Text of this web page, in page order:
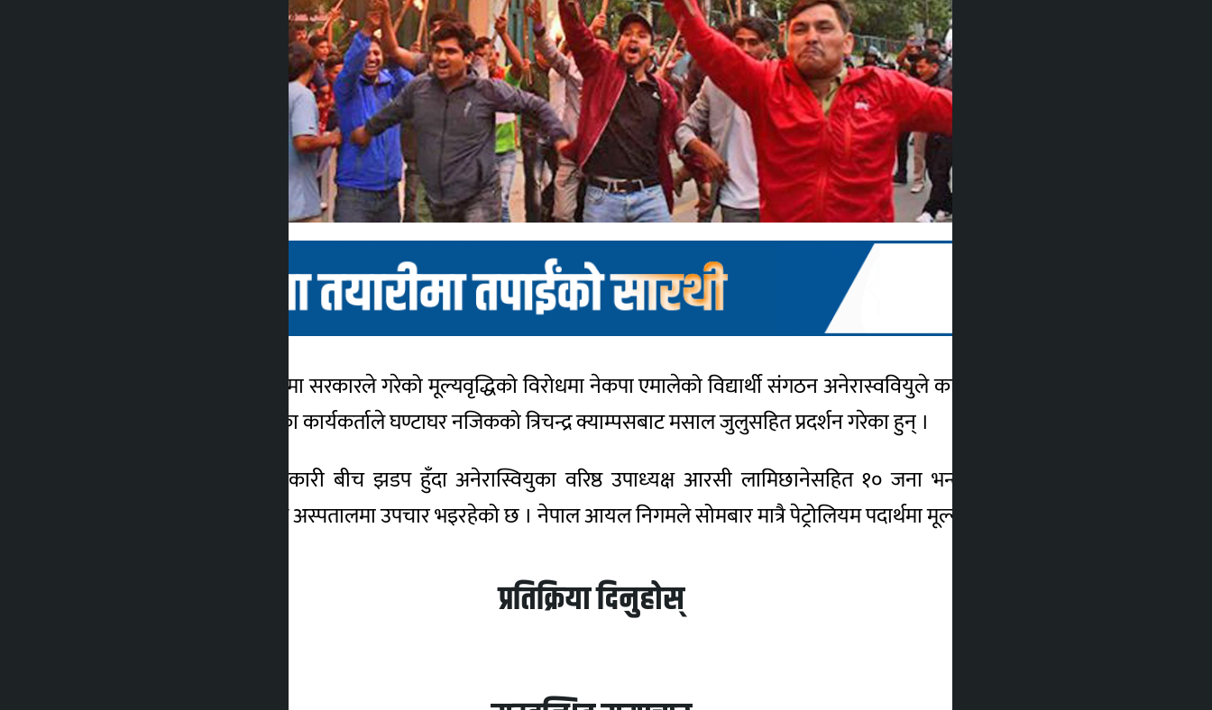
काठमाडौं । पेट्रोलियम पदार्थमा सरकारले गरेको मूल्यवृद्धिको विरोधमा नेकपा एमालेको विद्यार्थी संगठन अनेरास्ववियुले काठमाडौंमा प्रदर्शन गरेको छ ।
सोमबार साँझ अनेरास्ववियुका कार्यकर्ताले घण्टाघर नजिकको त्रिचन्द्र क्याम्पसबाट मसाल जुलुसहित प्रदर्शन गरेका हुन् ।
त्यस क्रममा प्रहरी र प्रदर्शनकारी बीच झडप हुँदा अनेरास्वियुका वरिष्ठ उपाध्‍यक्ष आरसी लामिछानेसहित १० जना भन्दा धेरै घाइते भएका छन् ।
घाइतेहरुको काठमाडौं मोडेल अस्पतालमा उपचार भइरहेको छ । नेपाल आयल निगमले सोमबार मात्रै पेट्रोलियम पदार्थमा मूल्यवृद्धि गरेको छ ।
प्रतिक्रिया दिनुहोस्